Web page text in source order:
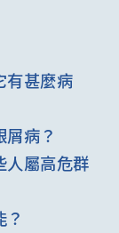
有甚麼病
病？
人屬高危群